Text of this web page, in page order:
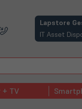
Lapstore
IT Asset
(öffnet in
TV